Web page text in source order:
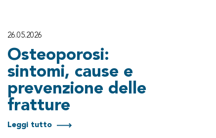
26.05.2026
Osteoporosi:
sintomi, cause e
prevenzione delle
fratture
Leggi tutto